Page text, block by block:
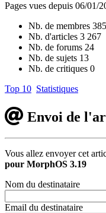
Pages vues depuis 06/01/
Nb. de membres 385
Nb. d'articles 3 267
Nb. de forums 24
Nb. de sujets 13
Nb. de critiques 0
Top 10 Statistiques
Envoi de
Vous allez envoyer cet
pour MorphOS 3.19
Nom du destinataire
Email du destinataire